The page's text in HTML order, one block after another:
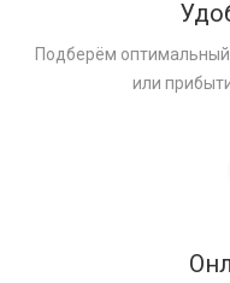
Подберём
или